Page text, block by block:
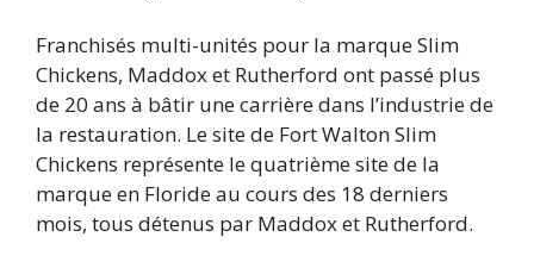
Franchisés multi-unités pour la marque Slim
Chickens, Maddox et Rutherford ont passé plus
de 20 ans à bâtir une carrière dans l’industrie de
la restauration. Le site de Fort Walton Slim
Chickens représente le quatrième site de la
marque en Floride au cours des 18 derniers
mois, tous détenus par Maddox et Rutherford.